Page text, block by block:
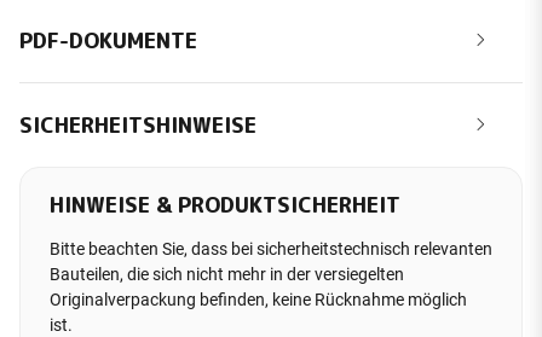
PDF-DOKUMENTE
SICHERHEITSHINWEISE
HINWEISE & PRODUKTSICHERHEIT
Bitte beachten Sie, dass bei sicherheitstechnisch relevanten
Bauteilen, die sich nicht mehr in der versiegelten
Originalverpackung befinden, keine Rücknahme möglich
ist.